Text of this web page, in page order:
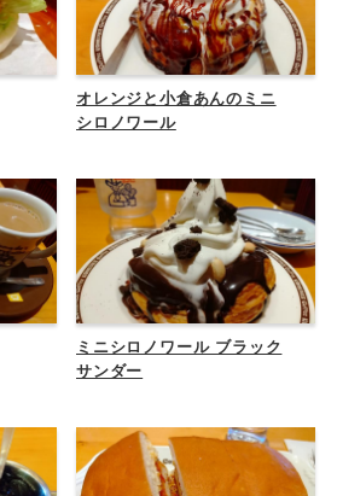
オレンジと小倉あんのミニ
シロノワール
ミニシロノワール ブラック
サンダー